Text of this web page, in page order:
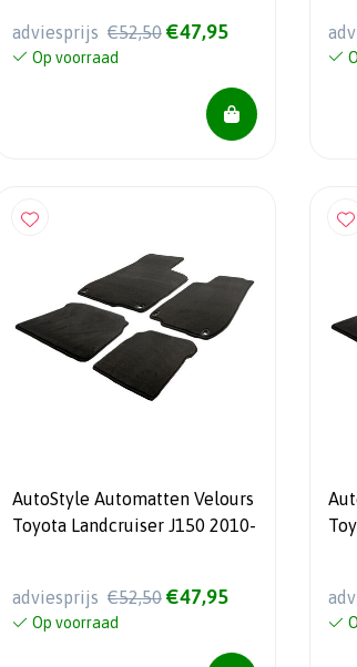
adviesprijs €52,50 €47,95
Op voorraad
AutoStyle Automatten Velours
Toyota Landcruiser J150 2010-
adviesprijs €52,50 €47,95
Op voorraad